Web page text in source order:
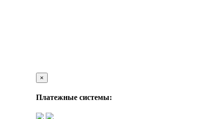
×
Платежные системы: